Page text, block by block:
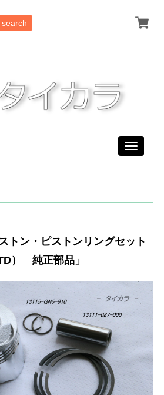
search
Toggle
トン・ピストンリングセット
） 純正部品」